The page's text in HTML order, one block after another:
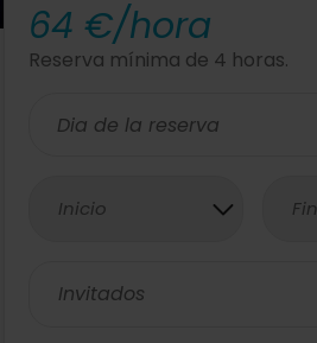
64 €/hora
Reserva mínima de 4 horas.
Inicio Fin
Invitados